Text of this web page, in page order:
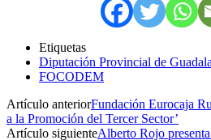
Etiquetas
Diputación Provincial de
FOCODEM
Artículo anteriorFundación Eurocaja
a la Promoción del Tercer Sector’
Artículo siguienteAlberto Rojo